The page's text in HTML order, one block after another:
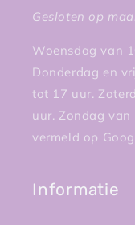
Gesloten op
Woensdag van
Donderdag en
tot 17 uur.
uur. Zondag
vermeld op
Informatie